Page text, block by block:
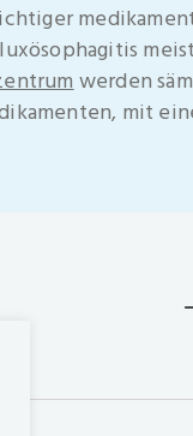
werden
mit